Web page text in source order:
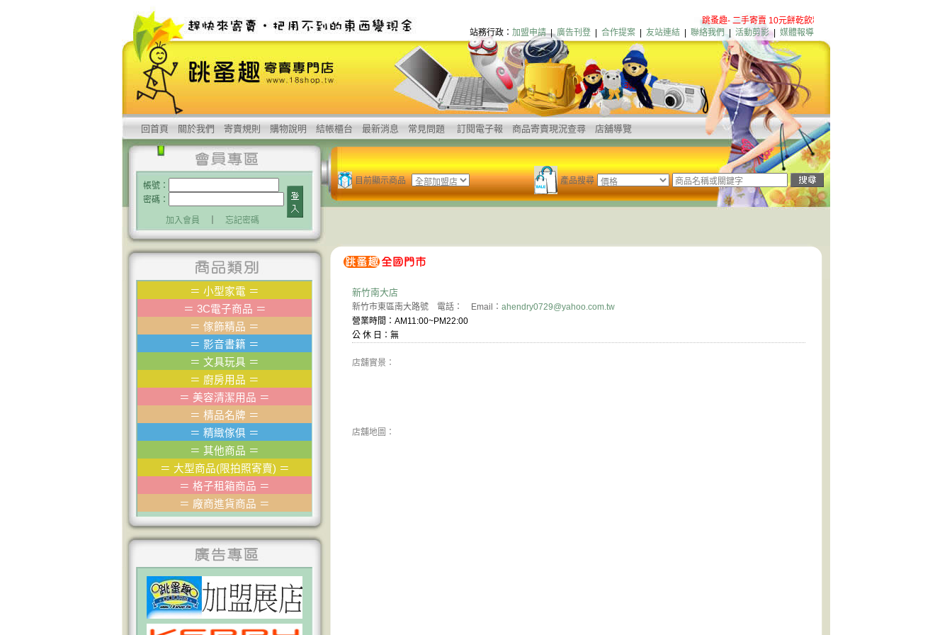
跳蚤趣- 二手寄賣 10元餅乾飲料 粉絲團歡迎加入
站務行政： 加盟申請|廣告刊登 合作提案 友站連結 聯絡我們 | 活動剪影| 媒體報導
回首頁 關於我們 寄賣規則 購物說明 結帳櫃台 最新消息 常見問題 訂閱電子報 商品寄賣現況查尋 店舖導覽
帳號：
密碼：
加入會員 忘記密碼
目前顯示商品 產品搜尋
＝ 小型家電 ＝
＝ 3C電子商品 ＝
＝ 傢飾精品 ＝
＝ 影音書籍 ＝
＝ 文具玩具 ＝
＝ 廚房用品 ＝
＝ 美容清潔用品 ＝
＝ 棈品名牌 ＝
＝ 精緻傢俱 ＝
＝ 其他商品 ＝
＝ 大型商品(限拍照寄賣) ＝
＝ 格子租箱商品 ＝
＝ 廠商進貨商品 ＝
新竹南大店
新竹市東區南大路號 電話： Email： ahendry0729@yahoo.com.tw
營業時間：AM11:00~PM22:00
公 休 日：無
店舖實景：
店舖地圖 ：